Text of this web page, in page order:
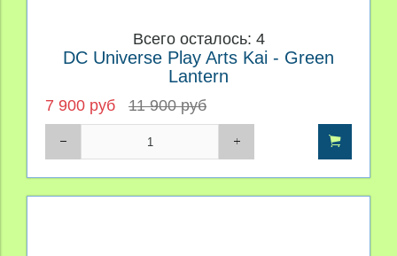
Всего осталось: 4
DC Universe Play Arts Kai - Green
Lantern
7 900 руб 11 900 руб